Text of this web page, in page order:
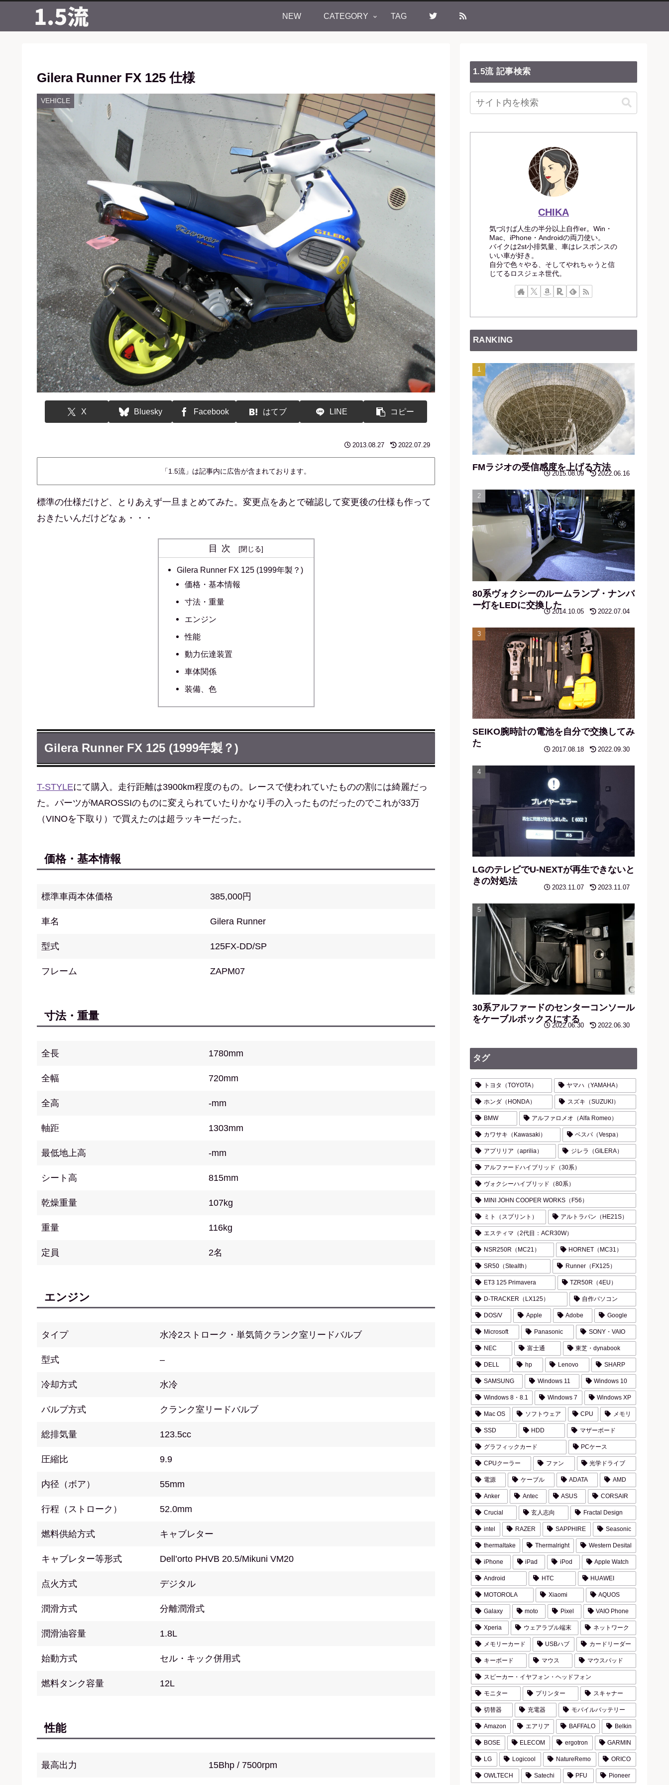
NEW CATEGORY TAG
Gilera Runner FX 125 仕様
VEHICLE
X Bluesky Facebook はてブ LINE コピー
2013.08.27 2022.07.29
「1.5流」は記事内に広告が含まれております。
標準の仕様だけど、とりあえず一旦まとめてみた。変更点をあとで確認して変更後の仕様も作って
おきたいんだけどなぁ・・・
目次
Gilera Runner FX 125 (1999年製？)
価格・基本情報
寸法・重量
エンジン
性能
動力伝達装置
車体関係
装備、色
Gilera Runner FX 125 (1999年製？)
T-STYLEにて購入。走行距離は3900km程度のもの。レースで使われていたものの割には綺麗だっ
た。パーツがMAROSSIのものに変えられていたりかなり手の入ったものだったのでこれが33万
（VINOを下取り）で買えたのは超ラッキーだった。
価格・基本情報
標準車両本体価格 385,000円
車名 Gilera Runner
型式 125FX-DD/SP
フレーム ZAPM07
寸法・重量
全長 1780mm
全幅 720mm
全高 -mm
軸距 1303mm
最低地上高 -mm
シート高 815mm
乾燥重量 107kg
重量 116kg
定員 2名
エンジン
タイプ 水冷2ストローク・単気筒クランク室リードバルブ
型式 –
冷却方式 水冷
バルブ方式 クランク室リードバルブ
総排気量 123.5cc
圧縮比 9.9
内径（ボア） 55mm
行程（ストローク） 52.0mm
燃料供給方式 キャブレター
キャブレター等形式 Dell’orto PHVB 20.5/Mikuni VM20
点火方式 デジタル
潤滑方式 分離潤滑式
潤滑油容量 1.8L
始動方式 セル・キック併用式
燃料タンク容量 12L
性能
最高出力 15Bhp / 7500rpm
1.5流 記事検索
CHIKA
気づけば人生の半分以上自作er。Win・
Mac、iPhone・Androidの両刀使い。
バイクは2st小排気量、車はレスポンスの
いい車が好き。
自分で色々やる、そしてやれちゃうと信
じてるロスジェネ世代。
RANKING
FMラジオの受信感度を上げる方法
2015.08.09 2022.06.16
80系ヴォクシーのルームランプ・ナンバ
ー灯をLEDに交換した
2014.10.05 2022.07.04
SEIKO腕時計の電池を自分で交換してみ
た
2017.08.18 2022.09.30
LGのテレビでU-NEXTが再生できないと
きの対処法
2023.11.07 2023.11.07
30系アルファードのセンターコンソール
をケーブルボックスにする
2022.06.30 2022.06.30
タグ
トヨタ（TOYOTA） ヤマハ（YAMAHA）
ホンダ（HONDA） スズキ（SUZUKI）
BMW アルファロメオ（Alfa Romeo）
カワサキ（Kawasaki） ベスパ（Vespa）
アプリリア（aprilia） ジレラ（GILERA）
アルファードハイブリッド（30系）
ヴォクシーハイブリッド（80系）
MINI JOHN COOPER WORKS（F56）
ミト（スプリント） アルトラパン（HE21S）
エスティマ（2代目：ACR30W）
NSR250R（MC21） HORNET（MC31）
SR50（Stealth） Runner（FX125）
ET3 125 Primavera TZR50R（4EU）
D-TRACKER（LX125） 自作パソコン
DOS/V Apple Adobe Google
Microsoft Panasonic SONY・VAIO
NEC 富士通 東芝・dynabook
DELL hp Lenovo SHARP
SAMSUNG Windows 11 Windows 10
Windows 8・8.1 Windows 7 Windows XP
Mac OS ソフトウェア CPU メモリ
SSD HDD マザーボード
グラフィックカード PCケース
CPUクーラー ファン 光学ドライブ
電源 ケーブル ADATA AMD
Anker Antec ASUS CORSAIR
Crucial 玄人志向 Fractal Design
intel RAZER SAPPHIRE Seasonic
thermaltake Thermalright Western Desital
iPhone iPad iPod Apple Watch
Android HTC HUAWEI
MOTOROLA Xiaomi AQUOS
Galaxy moto Pixel VAIO Phone
Xperia ウェアラブル端末 ネットワーク
メモリーカード USBハブ カードリーダー
キーボード マウス マウスパッド
スピーカー・イヤフォン・ヘッドフォン
モニター プリンター スキャナー
切替器 充電器 モバイルバッテリー
Amazon エアリア BAFFALO Belkin
BOSE ELECOM ergotron GARMIN
LG Logicool NatureRemo ORICO
OWLTECH Satechi PFU Pioneer